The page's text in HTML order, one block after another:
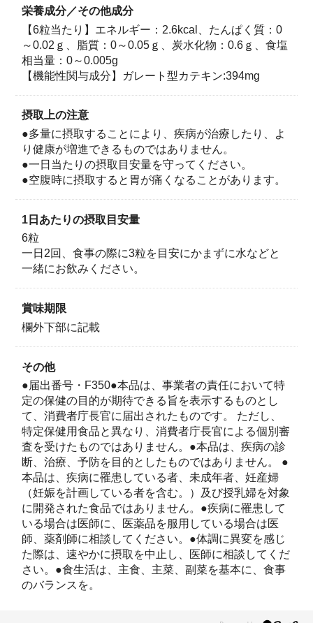
て、｢ガレート型｣と｢遊離型｣の2つに分類することがで
きます。 その中でも、伊藤園が注目したのが「ガレー
ト型カテキン」です。「ガレート型カテキン」には、脂
肪の吸収を抑える働きがあります。
『カテキン 7日分』は、1日分6粒に緑茶8杯分※に相当
する、緑茶由来の「ガレート型カテキン」を使用してい
※緑茶1杯100mlとして。伊藤園中央研究所調べ：「伊藤園一番摘み
のお～いお茶 かなやみどりブレンド」 茶葉4ｇ・温度80度・抽出時
間40秒・１煎目のお茶として換算。
＜カテキンの語源＞
カテキンの語源は、インド産のアカシア・カテキュ
栄養成分／その他成分
【6粒当たり】エネルギー：2.6kcal、たんぱく質：0
～0.02ｇ、脂質：0～0.05ｇ、炭水化物：0.6ｇ、食塩
相当量：0～0.005g
【機能性関与成分】ガレート型カテキン:394mg
摂取上の注意
●多量に摂取することにより、疾病が治療したり、よ
り健康が増進できるものではありません。
●一日当たりの摂取目安量を守ってください。
●空腹時に摂取すると胃が痛くなることがあります。
1日あたりの摂取目安量
6粒
一日2回、食事の際に3粒を目安にかまずに水などと
一緒にお飲みください。
賞味期限
欄外下部に記載
その他
●届出番号・F350●本品は、事業者の責任において特
定の保健の目的が期待できる旨を表示するものとし
て、消費者庁長官に届出されたものです。 ただし、
特定保健用食品と異なり、消費者庁長官による個別審
査を受けたものではありません。●本品は、疾病の診
断、治療、予防を目的としたものではありません。 ●
本品は、疾病に罹患している者、未成年者、妊産婦
（妊娠を計画している者を含む。）及び授乳婦を対象
に開発された食品ではありません。●疾病に罹患して
いる場合は医師に、医薬品を服用している場合は医
師、薬剤師に相談してください。●体調に異変を感じ
た際は、速やかに摂取を中止し、医師に相談してくだ
さい。●食生活は、主食、主菜、副菜を基本に、食事
のバランスを。